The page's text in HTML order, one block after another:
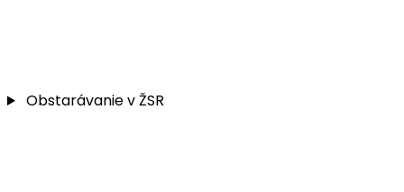
Obstarávanie v ŽSR